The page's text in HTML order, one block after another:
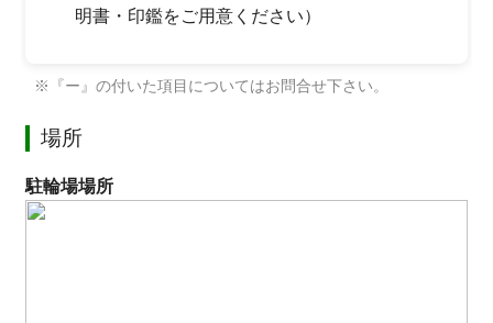
明書・印鑑をご用意ください）
※『ー』の付いた項目についてはお問合せ下さい。
場所
駐輪場場所